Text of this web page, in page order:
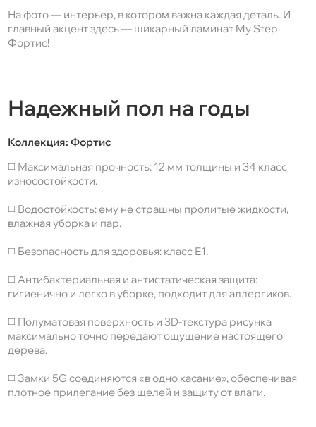
На фото — интерьер, в котором важна каждая деталь. И
главный акцент здесь — шикарный ламинат My Step
Фортис!
Надежный пол на годы
Коллекция:Фортис
◻️ Максимальная прочность: 12 мм толщины и 34 класс
износостойкости.
◻️ Водостойкость: ему не страшны пролитые жидкости,
влажная уборка и пар.
◻️ Безопасность для здоровья: класс Е1.
◻️ Антибактериальная и антистатическая защита:
гигиенично и легко в уборке, подходит для аллергиков.
◻️ Полуматовая поверхность и 3D-текстура рисунка
максимально точно передают ощущение настоящего
дерева.
◻️ Замки 5G соединяются «в одно касание», обеспечивая
плотное прилегание без щелей и защиту от влаги.